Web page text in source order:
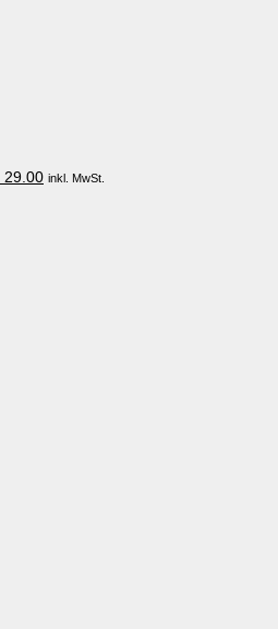
29.00Aktueller
inkl. MwSt.